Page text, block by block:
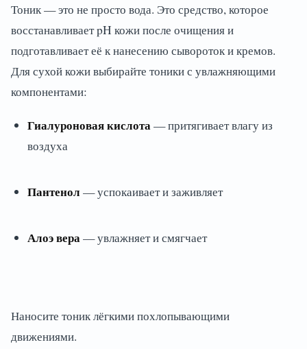
Тоник — это не просто вода. Это средство, которое
восстанавливает pH кожи после очищения и
подготавливает её к нанесению сывороток и кремов.
Для сухой кожи выбирайте тоники с увлажняющими
компонентами:
Гиалуроновая кислота— притягивает влагу из
воздуха
Пантенол — успокаивает и заживляет
Алоэ вера— увлажняет и смягчает
Наносите тоник лёгкими похлопывающими
движениями.